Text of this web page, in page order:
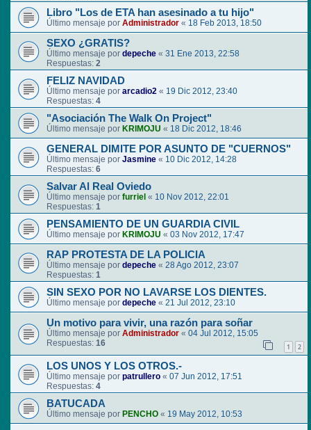
Libro "Los de ETA han asesinado a tu hijo"
Último mensaje por Administrador « 18 Feb 2013, 18:50
SEXO ¿GRATIS?
Último mensaje por depeche « 31 Ene 2013, 22:58
Respuestas: 2
FELIZ NAVIDAD
Último mensaje por arcadio2 « 19 Dic 2012, 23:40
Respuestas: 4
"Asociación The Walk On Project"
Último mensaje por KRIMOJU « 18 Dic 2012, 18:46
GENERAL DIMITE POR ASUNTO DE "CUERNOS"
Último mensaje por Jasmine « 10 Dic 2012, 14:28
Respuestas: 6
Salvar Al Real Oviedo
Último mensaje por furriel « 10 Nov 2012, 22:01
Respuestas: 1
PENSAMIENTO DE UN GUARDIA CIVIL
Último mensaje por KRIMOJU « 03 Nov 2012, 17:47
RAP PROTESTA DE LA POLICIA
Último mensaje por depeche « 28 Ago 2012, 23:07
Respuestas: 1
SIN SEXO POR NO LAVARSE LOS DIENTES.
Último mensaje por depeche « 21 Jul 2012, 23:10
Un motivo para vivir, una razón para soñar
Último mensaje por Administrador « 04 Jul 2012, 15:05
Respuestas: 16 1 2
LOS UNOS Y LOS OTROS.-
Último mensaje por patrullero « 07 Jun 2012, 17:51
Respuestas: 4
BATUCADA
Último mensaje por PENCHO « 19 May 2012, 10:53